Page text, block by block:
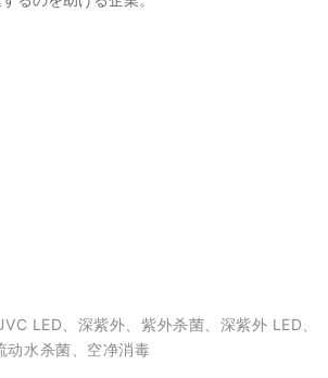
LED、深紫外、紫外杀菌、深紫外 LED、
动水杀菌、空净消毒